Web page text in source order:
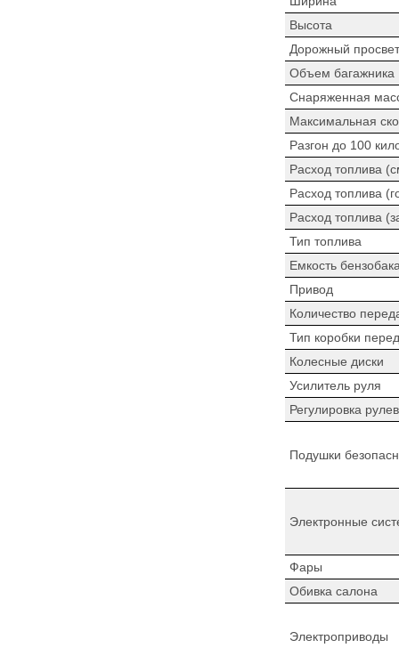
Высота
Дорожный просвет
Объем багажника
Снаряженная
Максимальная
Разгон до 100
Расход топлива
Расход топлива
Расход топлива
Тип топлива
Емкость
Привод
Количество
Тип коробки
Колесные диски
Усилитель руля
Регулировка
Подушки
Электронные
Фары
Обивка салона
Электроприводы